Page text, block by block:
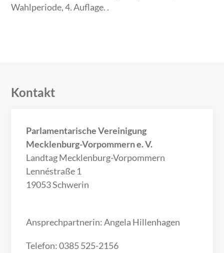
Wahlperiode, 4. Auflage. .
Kontakt
Parlamentarische Vereinigung
Mecklenburg-Vorpommern e. V.
Landtag Mecklenburg-Vorpommern
Lennéstraße 1
19053 Schwerin
Ansprechpartnerin: Angela Hillenhagen
Telefon: 0385 525-2156